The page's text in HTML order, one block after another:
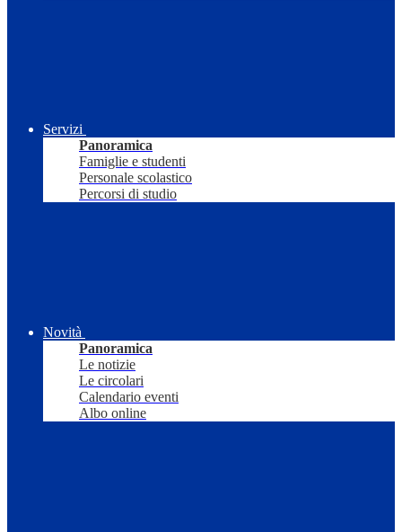
Servizi
Panoramica
Famiglie e studenti
Personale scolastico
Percorsi di studio
Novità
Panoramica
Le notizie
Le circolari
Calendario eventi
Albo online